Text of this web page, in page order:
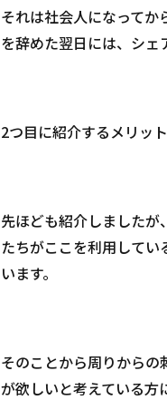
それは社会人になってか
を辞めた翌日には、シェ
2つ目に紹介するメリッ
先ほども紹介しました
たちがここを利用して
います。
そのことから周りから
が欲しいと考えている方